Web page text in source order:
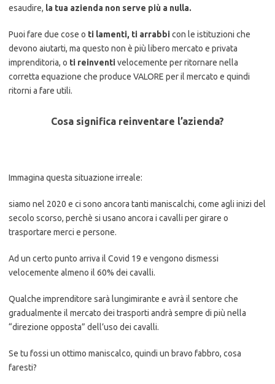
esaudire, la tua azienda non serve più a nulla.
Puoi fare due cose o ti lamenti, ti arrabbicon le istituzioni che
devono aiutarti, ma questo non è più libero mercato e privata
imprenditoria, o ti reinventivelocemente per ritornare nella
corretta equazione che produce VALORE per il mercato e quindi
ritorni a fare utili.
Cosa significa reinventare l’azienda?
Immagina questa situazione irreale:
siamo nel 2020 e ci sono ancora tanti maniscalchi, come agli inizi del
secolo scorso, perchè si usano ancora i cavalli per girare o
trasportare merci e persone.
Ad un certo punto arriva il Covid 19 e vengono dismessi
velocemente almeno il 60% dei cavalli.
Qualche imprenditore sarà lungimirante e avrà il sentore che
gradualmente il mercato dei trasporti andrà sempre di più nella
“direzione opposta” dell’uso dei cavalli.
Se tu fossi un ottimo maniscalco, quindi un bravo fabbro, cosa
faresti?